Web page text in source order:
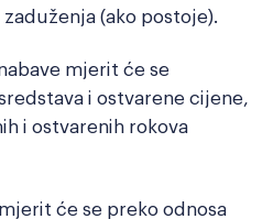
(ako postoje).
mjerit će se
i ostvarene cijene,
i ostvarenih rokova
će se preko odnosa